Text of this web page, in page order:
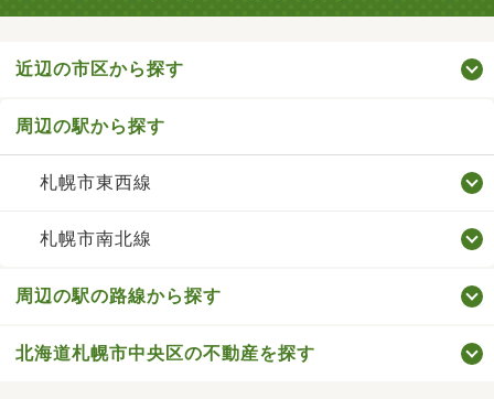
近辺の市区から探す
周辺の駅から探す
札幌市東西線
札幌市南北線
周辺の駅の路線から探す
北海道札幌市中央区の不動産を探す